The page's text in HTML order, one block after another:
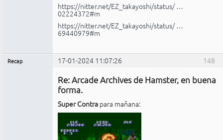
https://nitter.net/EZ_takayoshi/status/ …
02224372#m
https://nitter.net/EZ_takayoshi/status/ …
69440979#m
148
Recap 17-01-2024 11:07:26
Re: Arcade Archives de Hamster, en buena
forma.
Super Contra para mañana: